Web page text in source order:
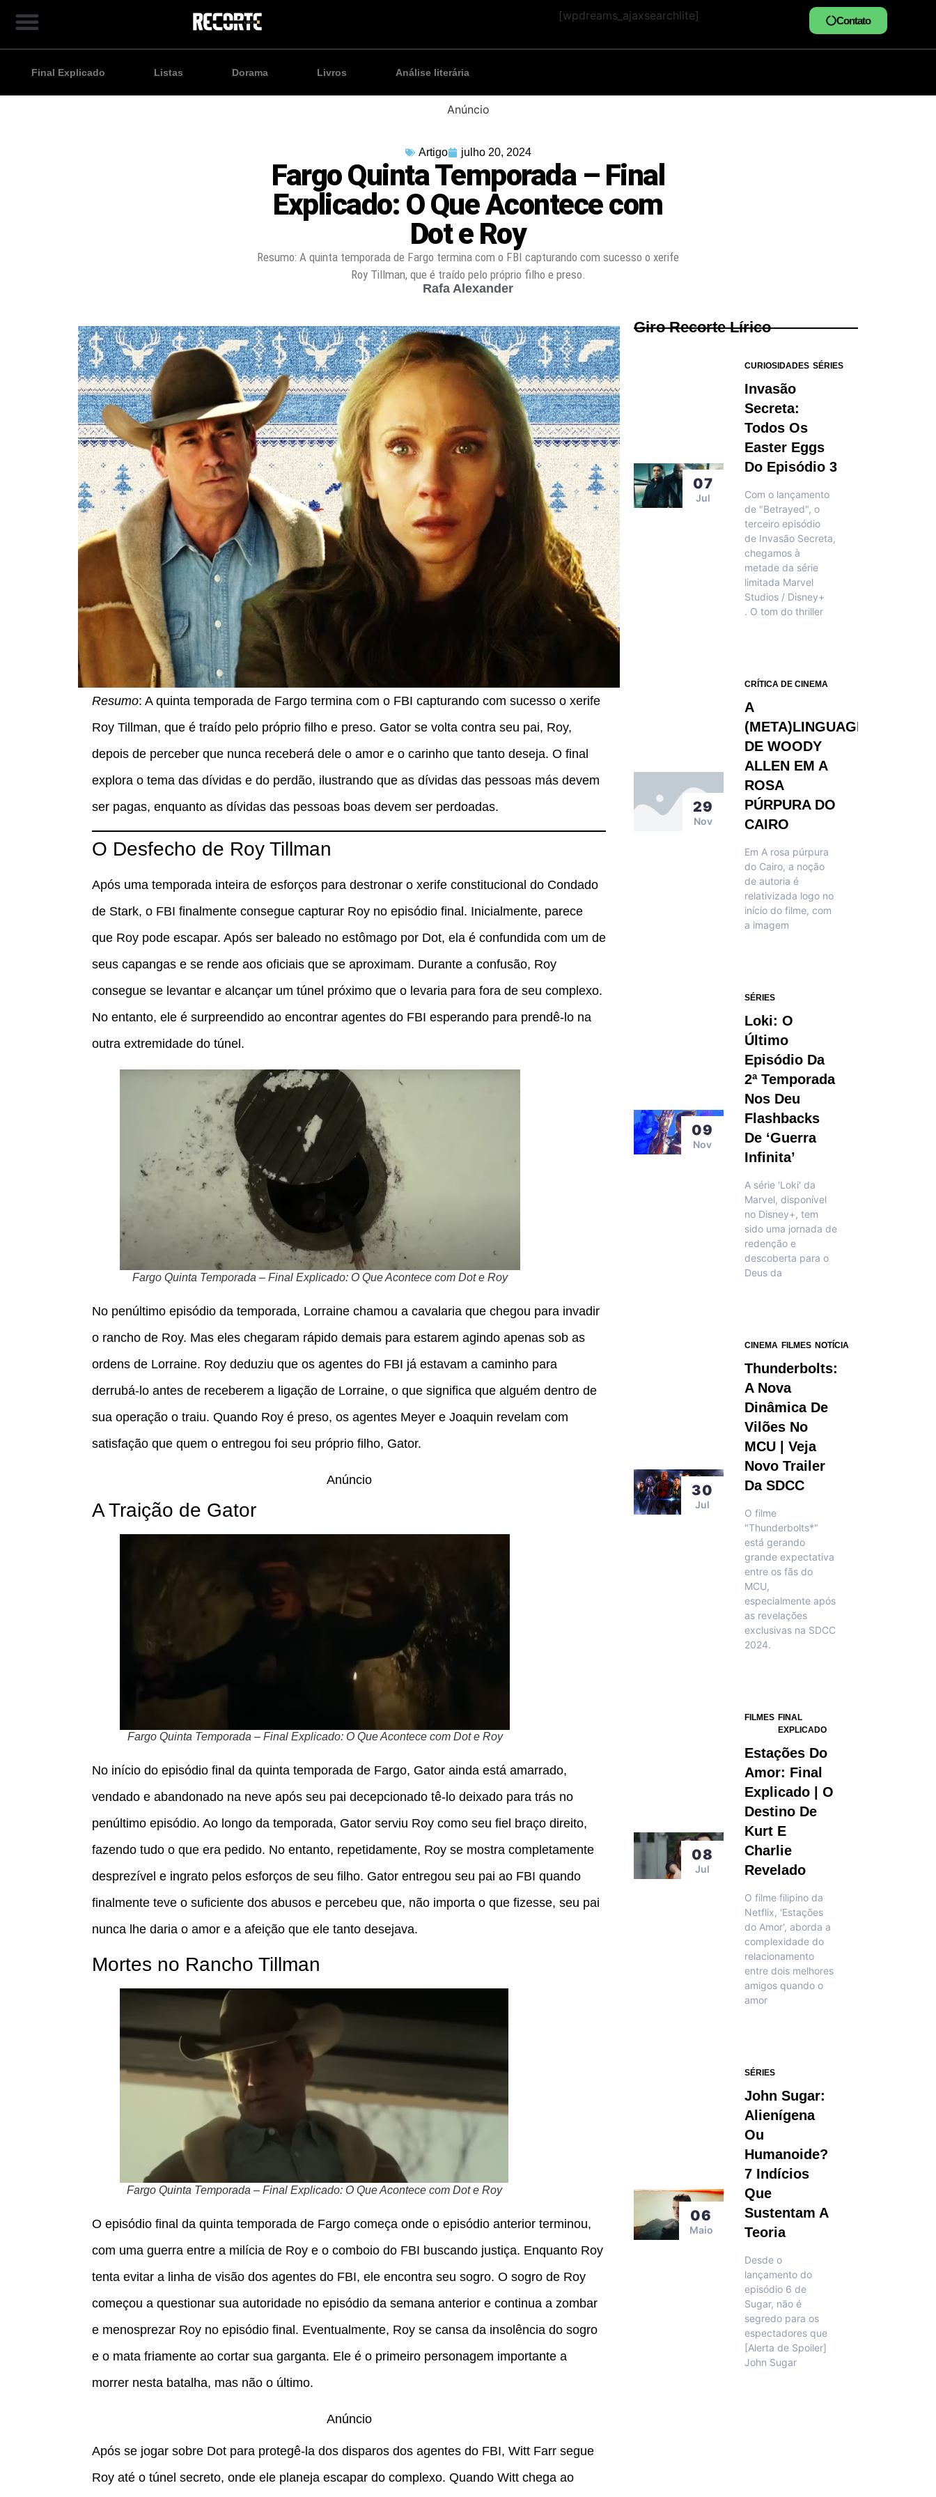
[wpdreams_ajaxsearchlite] Contato
Final Explicado Listas Dorama Livros Análise literária
Anúncio
Artigo julho 20, 2024
Fargo Quinta Temporada – Final
Explicado: O Que Acontece com
Dot e Roy
Resumo: A quinta temporada de Fargo termina com o FBI capturando com sucesso o xerife
Roy Tillman, que é traído pelo próprio filho e preso.
Rafa Alexander
Resumo: A quinta temporada de Fargo termina com o FBI capturando com sucesso o xerife
Roy Tillman, que é traído pelo próprio filho e preso. Gator se volta contra seu pai, Roy,
depois de perceber que nunca receberá dele o amor e o carinho que tanto deseja. O final
explora o tema das dívidas e do perdão, ilustrando que as dívidas das pessoas más devem
ser pagas, enquanto as dívidas das pessoas boas devem ser perdoadas.
O Desfecho de Roy Tillman
Após uma temporada inteira de esforços para destronar o xerife constitucional do Condado
de Stark, o FBI finalmente consegue capturar Roy no episódio final. Inicialmente, parece
que Roy pode escapar. Após ser baleado no estômago por Dot, ela é confundida com um de
seus capangas e se rende aos oficiais que se aproximam. Durante a confusão, Roy
consegue se levantar e alcançar um túnel próximo que o levaria para fora de seu complexo.
No entanto, ele é surpreendido ao encontrar agentes do FBI esperando para prendê-lo na
outra extremidade do túnel.
Fargo Quinta Temporada – Final Explicado: O Que Acontece com Dot e Roy
No penúltimo episódio da temporada, Lorraine chamou a cavalaria que chegou para invadir
o rancho de Roy. Mas eles chegaram rápido demais para estarem agindo apenas sob as
ordens de Lorraine. Roy deduziu que os agentes do FBI já estavam a caminho para
derrubá-lo antes de receberem a ligação de Lorraine, o que significa que alguém dentro de
sua operação o traiu. Quando Roy é preso, os agentes Meyer e Joaquin revelam com
satisfação que quem o entregou foi seu próprio filho, Gator.
Anúncio
A Traição de Gator
Fargo Quinta Temporada – Final Explicado: O Que Acontece com Dot e Roy
No início do episódio final da quinta temporada de Fargo, Gator ainda está amarrado,
vendado e abandonado na neve após seu pai decepcionado tê-lo deixado para trás no
penúltimo episódio. Ao longo da temporada, Gator serviu Roy como seu fiel braço direito,
fazendo tudo o que era pedido. No entanto, repetidamente, Roy se mostra completamente
desprezível e ingrato pelos esforços de seu filho. Gator entregou seu pai ao FBI quando
finalmente teve o suficiente dos abusos e percebeu que, não importa o que fizesse, seu pai
nunca lhe daria o amor e a afeição que ele tanto desejava.
Mortes no Rancho Tillman
Fargo Quinta Temporada – Final Explicado: O Que Acontece com Dot e Roy
O episódio final da quinta temporada de Fargo começa onde o episódio anterior terminou,
com uma guerra entre a milícia de Roy e o comboio do FBI buscando justiça. Enquanto Roy
tenta evitar a linha de visão dos agentes do FBI, ele encontra seu sogro. O sogro de Roy
começou a questionar sua autoridade no episódio da semana anterior e continua a zombar
e menosprezar Roy no episódio final. Eventualmente, Roy se cansa da insolência do sogro
e o mata friamente ao cortar sua garganta. Ele é o primeiro personagem importante a
morrer nesta batalha, mas não o último.
Anúncio
Após se jogar sobre Dot para protegê-la dos disparos dos agentes do FBI, Witt Farr segue
Roy até o túnel secreto, onde ele planeja escapar do complexo. Quando Witt chega ao
Giro Recorte Lírico
07
Jul
CURIOSIDADES SÉRIES
Invasão
Secreta:
Todos Os
Easter Eggs
Do Episódio 3
Com o lançamento
de "Betrayed", o
terceiro episódio
de Invasão Secreta,
chegamos à
metade da série
limitada Marvel
Studios / Disney+
. O tom do thriller
29
Nov
CRÍTICA DE CINEMA
A
(META)LINGUAGEM
DE WOODY
ALLEN EM A
ROSA
PÚRPURA DO
CAIRO
Em A rosa púrpura
do Cairo, a noção
de autoria é
relativizada logo no
início do filme, com
a imagem
09
Nov
SÉRIES
Loki: O
Último
Episódio Da
2ª Temporada
Nos Deu
Flashbacks
De ‘Guerra
Infinita’
A série 'Loki' da
Marvel, disponível
no Disney+, tem
sido uma jornada de
redenção e
descoberta para o
Deus da
30
Jul
CINEMA FILMES NOTÍCIA
Thunderbolts:
A Nova
Dinâmica De
Vilões No
MCU | Veja
Novo Trailer
Da SDCC
O filme
"Thunderbolts*"
está gerando
grande expectativa
entre os fãs do
MCU,
especialmente após
as revelações
exclusivas na SDCC
2024.
08
Jul
FILMES FINAL
EXPLICADO
Estações Do
Amor: Final
Explicado | O
Destino De
Kurt E
Charlie
Revelado
O filme filipino da
Netflix, 'Estações
do Amor', aborda a
complexidade do
relacionamento
entre dois melhores
amigos quando o
amor
06
Maio
SÉRIES
John Sugar:
Alienígena
Ou
Humanoide?
7 Indícios
Que
Sustentam A
Teoria
Desde o
lançamento do
episódio 6 de
Sugar, não é
segredo para os
espectadores que
[Alerta de Spoiler]
John Sugar